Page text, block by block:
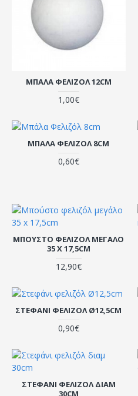
ΜΠΆΛΑ ΦΕΛΙΖΌΛ 12CM
1,00€
ΜΠΆΛΑ ΦΕΛΙΖΌΛ 8CM
0,60€
ΜΠΟΎΣΤΟ ΦΕΛΙΖΌΛ ΜΕΓΆΛΟ
35 X 17,5CM
12,90€
ΣΤΕΦΆΝΙ ΦΕΛΙΖΌΛ Ø12,5CM
0,90€
ΣΤΕΦΆΝΙ ΦΕΛΙΖΌΛ ΔΙΑΜ
30CM